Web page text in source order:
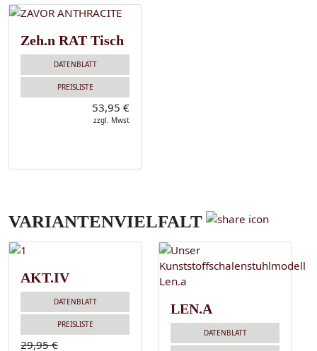
Zeh.n RAT Tisch
DATENBLATT
PREISLISTE
53,95 €
zzgl. Mwst
VARIANTENVIELFALT
AKT.IV
DATENBLATT
PREISLISTE
29,95 €
LEN.A
DATENBLATT